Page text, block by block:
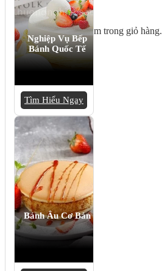
Giỏ hàng
Chưa có sản phẩm trong giỏ hàng.
Nghiệp Vụ Bếp
Bánh Quốc Tế
Tìm Hiểu Ngay
Bánh Âu Cơ Bản